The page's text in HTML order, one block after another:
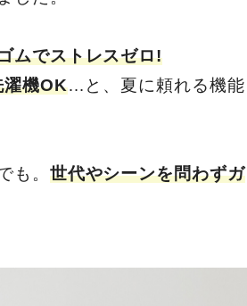
ムでストレスゼロ!
濯機OK…と、夏に頼れる機能
も。 世代やシーンを問わずガ